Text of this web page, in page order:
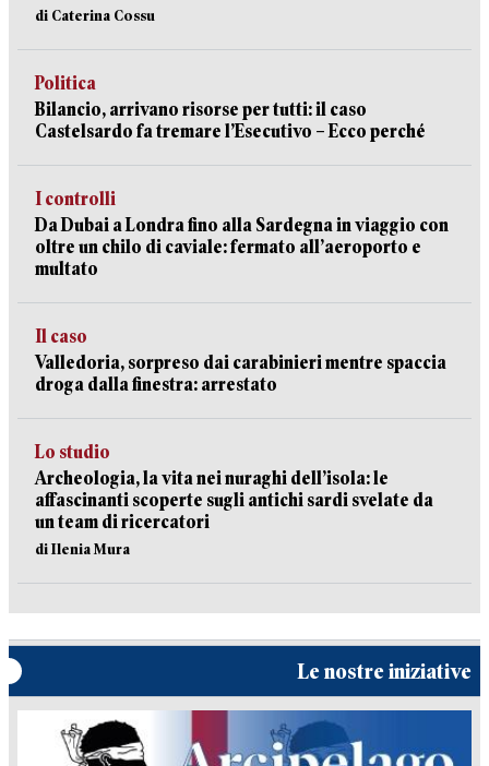
di Caterina Cossu
Politica
Bilancio, arrivano risorse per tutti: il caso
Castelsardo fa tremare l’Esecutivo – Ecco perché
I controlli
Da Dubai a Londra fino alla Sardegna in viaggio con
oltre un chilo di caviale: fermato all’aeroporto e
multato
Il caso
Valledoria, sorpreso dai carabinieri mentre spaccia
droga dalla finestra: arrestato
Lo studio
Archeologia, la vita nei nuraghi dell’isola: le
affascinanti scoperte sugli antichi sardi svelate da
un team di ricercatori
di Ilenia Mura
Le nostre iniziative